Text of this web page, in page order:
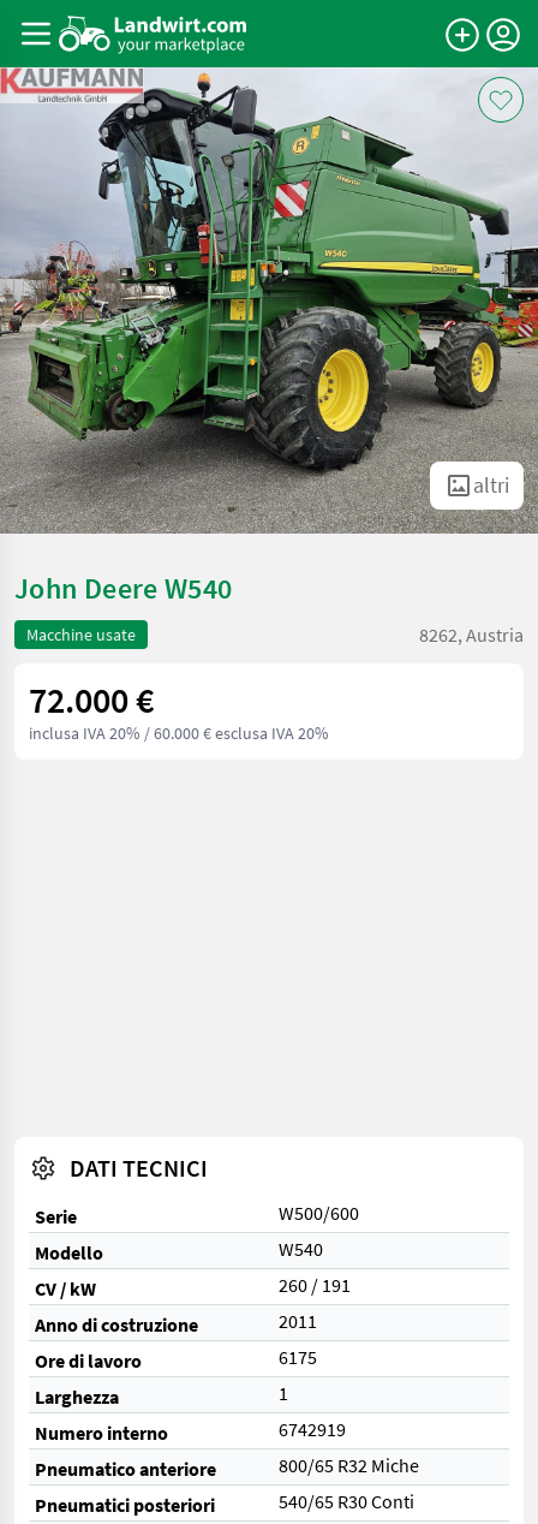
altri
John Deere W540
Macchine usate 8262, Austria
72.000 €
inclusa IVA 20% / 60.000 € esclusa IVA 20%
DATI TECNICI
Serie
W500/600
Modello
W540
CV / kW
260 / 191
Anno di costruzione
2011
Ore di lavoro
6175
Larghezza
1
Numero interno
6742919
Pneumatico anteriore
800/65 R32 Miche
Pneumatici posteriori
540/65 R30 Conti